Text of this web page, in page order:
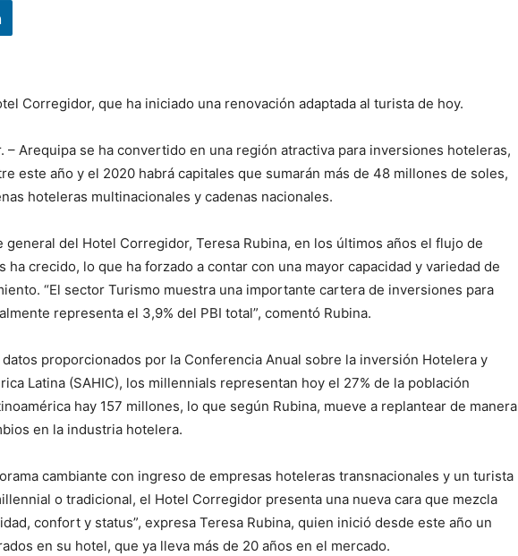
Corregidor, que ha iniciado una renovación adaptada al turista de hoy.
– Arequipa se ha convertido en una región atractiva para inversiones hoteleras,
este año y el 2020 habrá capitales que sumarán más de 48 millones de soles,
hoteleras multinacionales y cadenas nacionales.
general del Hotel Corregidor, Teresa Rubina, en los últimos años el flujo de
ha crecido, lo que ha forzado a contar con una mayor capacidad y variedad de
“El sector Turismo muestra una importante cartera de inversiones para
representa el 3,9% del PBI total”, comentó Rubina.
proporcionados por la Conferencia Anual sobre la inversión Hotelera y
Latina (SAHIC), los millennials representan hoy el 27% de la población
hay 157 millones, lo que según Rubina, mueve a replantear de manera
en la industria hotelera.
cambiante con ingreso de empresas hoteleras transnacionales y un turista
o tradicional, el Hotel Corregidor presenta una nueva cara que mezcla
confort y status”, expresa Teresa Rubina, quien inició desde este año un
en su hotel, que ya lleva más de 20 años en el mercado.